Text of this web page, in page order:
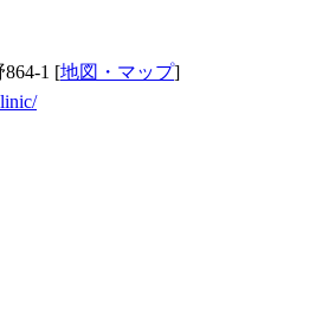
1 [地図・マップ]